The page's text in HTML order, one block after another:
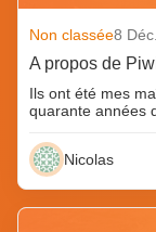
Non classée8
A propos de
Ils ont été mes
quarante années
Nicolas